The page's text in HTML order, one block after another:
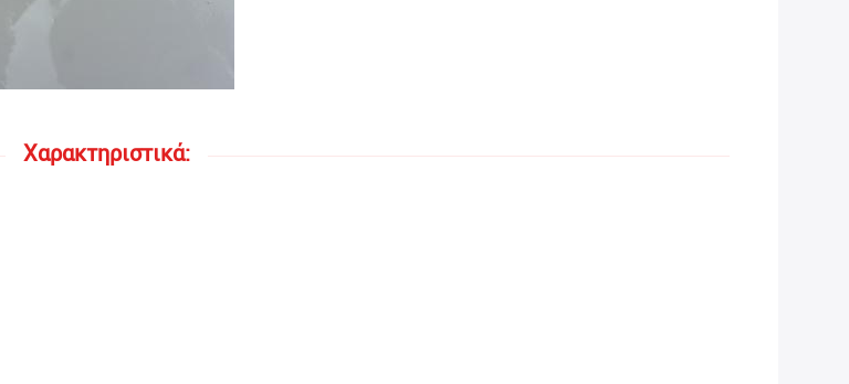
Χαρακτηριστικά: